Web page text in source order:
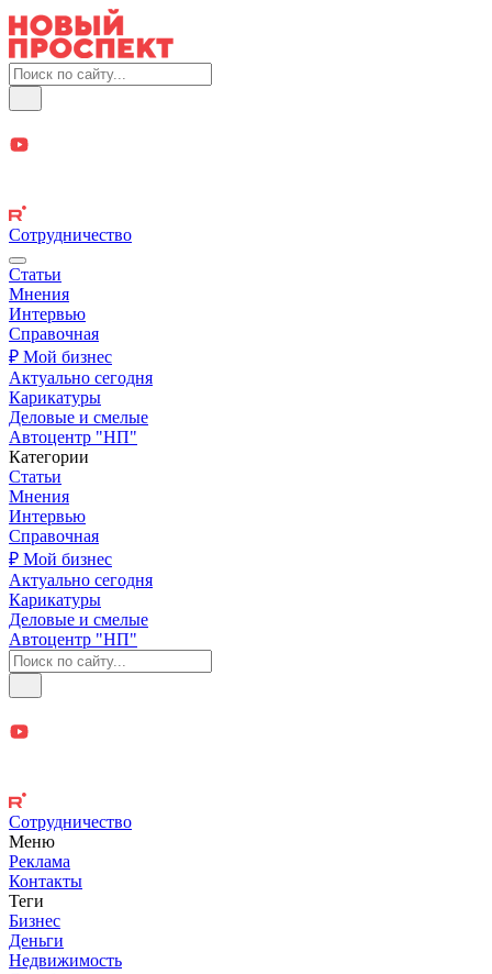
Сотрудничество
Статьи
Мнения
Интервью
Справочная
₽ Мой бизнес
Актуально сегодня
Карикатуры
Деловые и смелые
Автоцентр "НП"
Категории
Статьи
Мнения
Интервью
Справочная
₽ Мой бизнес
Актуально сегодня
Карикатуры
Деловые и смелые
Автоцентр "НП"
Сотрудничество
Меню
Реклама
Контакты
Теги
Бизнес
Деньги
Недвижимость